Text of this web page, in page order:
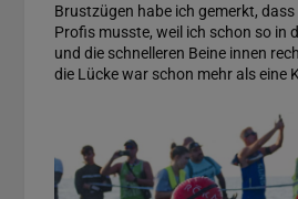
Brustzügen habe ich gemerkt, dass
Profis musste, weil ich schon so in
und die schnelleren Beine innen
die Lücke war schon mehr als eine